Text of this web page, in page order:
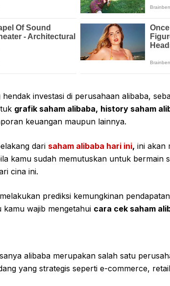
investasi di perusahaan alibaba,
grafik saham alibaba, history saham
keuangan maupun lainnya.
dari saham alibaba hari ini, ini akan
kamu sudah memutuskan untuk bermain
cina ini.
prediksi kemungkinan pendapatan
kamu wajib mengetahui cara cek saham
alibaba merupakan salah satu
yang strategis seperti e-commerce,